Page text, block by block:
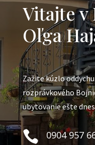
Vitajte v
Oľga
Zažite kúzlo
rozprávkového
ubytovanie ešte
 0904 957